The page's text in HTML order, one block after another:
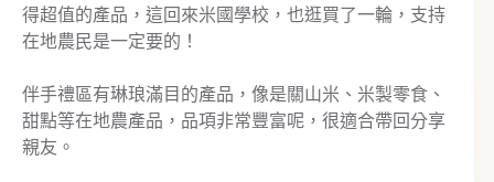
得超值的產品，這回來米國學校，也逛買了一輪，支持
在地農民是一定要的！
伴手禮區有琳琅滿目的產品，像是關山米、米製零食、
甜點等在地農產品，品項非常豐富呢，很適合帶回分享
親友。